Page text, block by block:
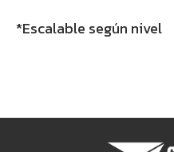
*Escalable según nivel